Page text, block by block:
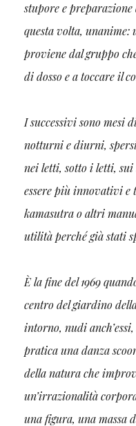
stupore e preparazione
questa volta, unanime:
proviene dal gruppo
di dosso e a toccare il
I successivi sono mesi
notturni e diurni,
nei letti, sotto i letti,
essere più innovativi e
kamasutra o altri
utilità perché già stati
È la fine del 1969
centro del giardino
intorno, nudi
pratica una danza
della natura che
un’irrazionalità
una figura, una massa